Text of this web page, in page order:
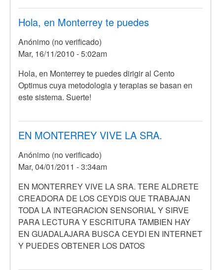
Hola, en Monterrey te puedes
Anónimo (no verificado)
Mar, 16/11/2010 - 5:02am
En
respuesta
a
mi
hija
13
años
por
Anónimo
(no
verificado)
Hola, en Monterrey te puedes dirigir al Cento
Optimus cuya metodologia y terapias se basan en
este sistema. Suerte!
EN MONTERREY VIVE LA SRA.
Anónimo (no verificado)
Mar, 04/01/2011 - 3:34am
En
respuesta
a
Hola,
mi
hija
EN MONTERREY VIVE LA SRA. TERE ALDRETE
CREADORA DE LOS CEYDIS QUE TRABAJAN
TODA LA INTEGRACION SENSORIAL Y SIRVE
PARA LECTURA Y ESCRITURA TAMBIEN HAY
EN GUADALAJARA BUSCA CEYDI EN INTERNET
Y PUEDES OBTENER LOS DATOS